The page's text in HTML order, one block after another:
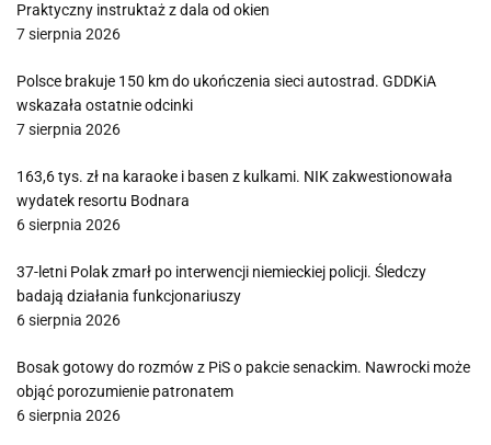
Praktyczny instruktaż z dala od okien
7 sierpnia 2026
Polsce brakuje 150 km do ukończenia sieci autostrad. GDDKiA
wskazała ostatnie odcinki
7 sierpnia 2026
163,6 tys. zł na karaoke i basen z kulkami. NIK zakwestionowała
wydatek resortu Bodnara
6 sierpnia 2026
37-letni Polak zmarł po interwencji niemieckiej policji. Śledczy
badają działania funkcjonariuszy
6 sierpnia 2026
Bosak gotowy do rozmów z PiS o pakcie senackim. Nawrocki może
objąć porozumienie patronatem
6 sierpnia 2026